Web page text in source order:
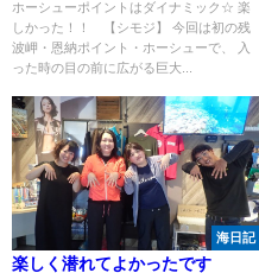
ホーシューポイントはダイナミック☆ 楽
しかった！！ 【シモジ】 今回は初の残
波岬・恩納ポイント・ホーシューで、 入
った時の目の前に広がる巨大...
海日記
楽しく潜れてよかったです